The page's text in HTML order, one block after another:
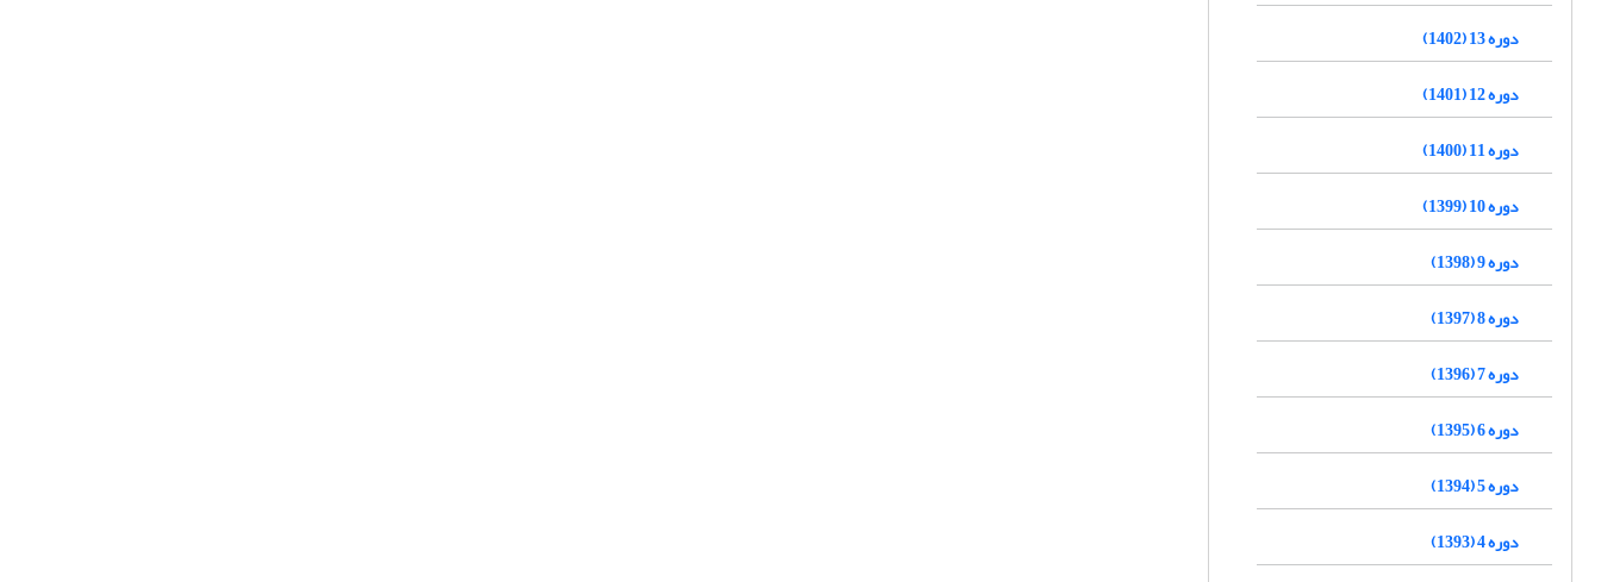
دوره 13 (1402)
دوره 12 (1401)
دوره 11 (1400)
دوره 10 (1399)
دوره 9 (1398)
دوره 8 (1397)
دوره 7 (1396)
دوره 6 (1395)
دوره 5 (1394)
دوره 4 (1393)